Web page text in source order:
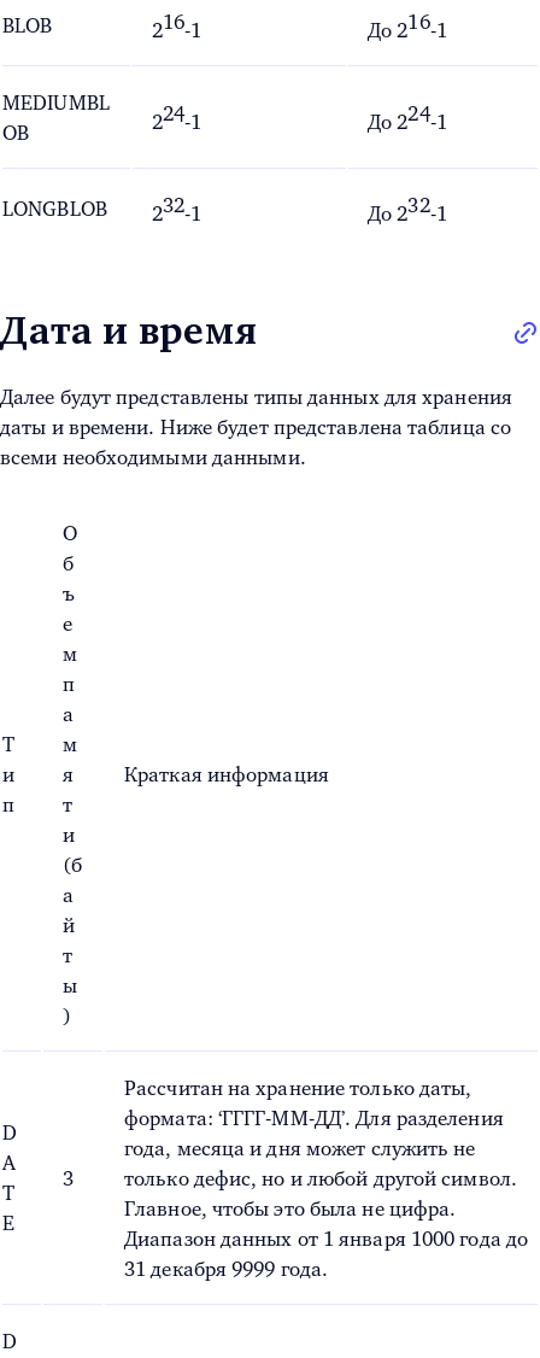
BLOB 216-1 До 216-1
MEDIUMBL
OB
224-1 До 224-1
LONGBLOB 232-1 До 232-1
Дата и время
Далее будут представлены типы данных для хранения
даты и времени. Ниже будет представлена таблица со
всеми необходимыми данными.
Т
и
п
О
б
ъ
е
м
п
а
м
я
т
и
(б
а
й
т
ы
)
Краткая информация
D
A
T
E
3
Рассчитан на хранение только даты,
формата: ‘ГГГГ-ММ-ДД’. Для разделения
года, месяца и дня может служить не
только дефис, но и любой другой символ.
Главное, чтобы это была не цифра.
Диапазон данных от 1 января 1000 года до
31 декабря 9999 года.
D